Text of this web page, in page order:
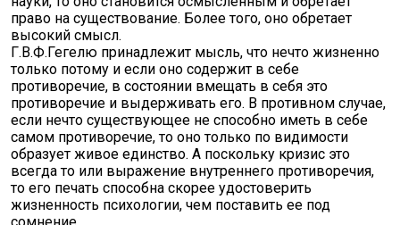
право на существование. Более того, оно обретает
высокий смысл.
Г.В.Ф.Гегелю принадлежит мысль, что нечто жизненно
только потому и если оно содержит в себе
противоречие, в состоянии вмещать в себя это
противоречие и выдерживать его. В противном случае,
если нечто существующее не способно иметь в себе
самом противоречие, то оно только по видимости
образует живое единство. А поскольку кризис это
всегда то или выражение внутреннего противоречия,
то его печать способна скорее удостоверить
жизненность психологии, чем поставить ее под